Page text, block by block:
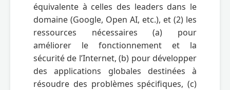
équivalente à celles des leaders dans le
domaine (Google, Open AI, etc.), et (2) les
ressources nécessaires (a) pour
améliorer le fonctionnement et la
sécurité de l’Internet, (b) pour développer
des applications globales destinées à
résoudre des problèmes spécifiques, (c)